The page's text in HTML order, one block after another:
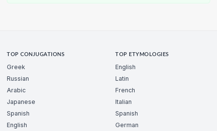
TOP CONJUGATIONS
Greek
Russian
Arabic
Japanese
Spanish
English
TOP ETYMOLOGIES
English
Latin
French
Italian
Spanish
German